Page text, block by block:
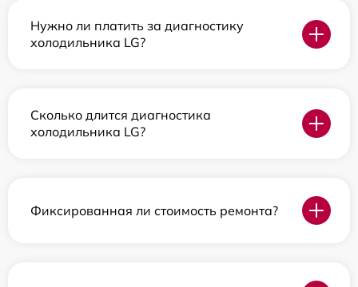
Нужно ли платить за диагностику
холодильника LG?
Сколько длится диагностика
холодильника LG?
Фиксированная ли стоимость ремонта?